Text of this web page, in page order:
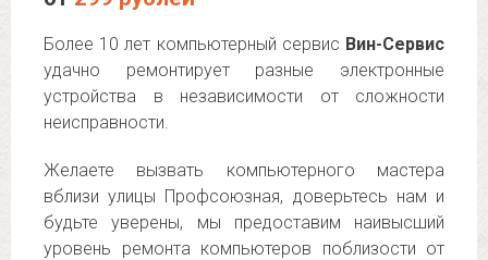
Более 10 лет компьютерный сервис Вин-Сервис
удачно ремонтирует разные электронные
устройства в независимости от сложности
неисправности.
Желаете вызвать компьютерного мастера
вблизи улицы Профсоюзная, доверьтесь нам и
будьте уверены, мы предоставим наивысший
уровень ремонта компьютеров поблизости от